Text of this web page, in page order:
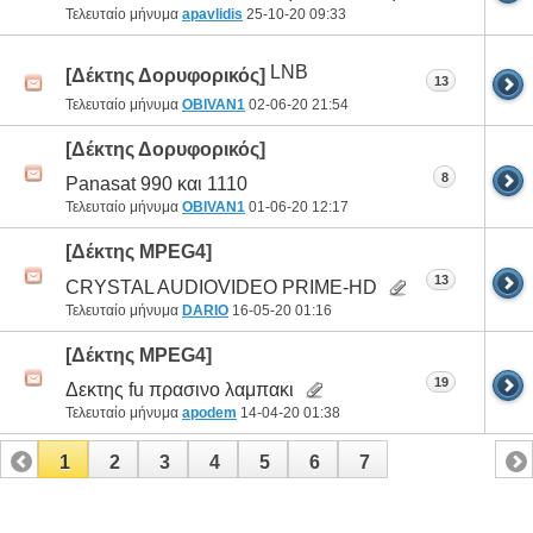
Τελευταίο μήνυμα apavlidis 25-10-20 09:33
[Δέκτης Δορυφορικός] LNB
Τελευταίο μήνυμα OBIVAN1 02-06-20 21:54
13
[Δέκτης Δορυφορικός]
Panasat 990 και 1110
Τελευταίο μήνυμα OBIVAN1 01-06-20 12:17
8
[Δέκτης MPEG4]
CRYSTAL AUDIOVIDEO PRIME-HD
Τελευταίο μήνυμα DARIO 16-05-20 01:16
13
[Δέκτης MPEG4]
Δεκτης fu πρασινο λαμπακι
Τελευταίο μήνυμα apodem 14-04-20 01:38
19
1 2 3 4 5 6 7